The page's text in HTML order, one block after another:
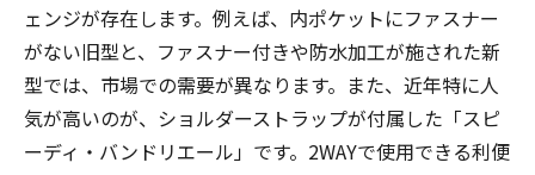
ェンジが存在します。例えば、内ポケットにファスナー
がない旧型と、ファスナー付きや防水加工が施された新
型では、市場での需要が異なります。また、近年特に人
気が高いのが、ショルダーストラップが付属した「スピ
ーディ・バンドリエール」です。2WAYで使用できる利便